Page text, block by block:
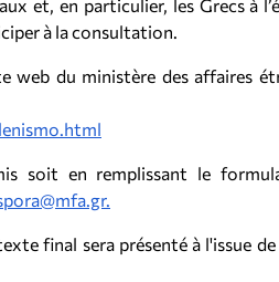
et, en particulier, les Grecs à
à la consultation.
web du ministère des affaires
soit en remplissant le
final sera présenté à l'issue